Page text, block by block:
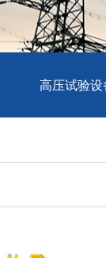
高压试验设